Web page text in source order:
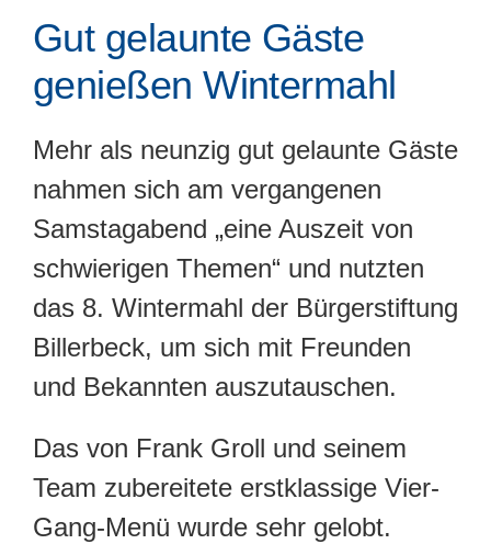
Gut gelaunte Gäste
genießen Wintermahl
Mehr als neunzig gut gelaunte Gäste
nahmen sich am vergangenen
Samstagabend „eine Auszeit von
schwierigen Themen“ und nutzten
das 8. Wintermahl der Bürgerstiftung
Billerbeck, um sich mit Freunden
und Bekannten auszutauschen.
Das von Frank Groll und seinem
Team zubereitete erstklassige Vier-
Gang-Menü wurde sehr gelobt.